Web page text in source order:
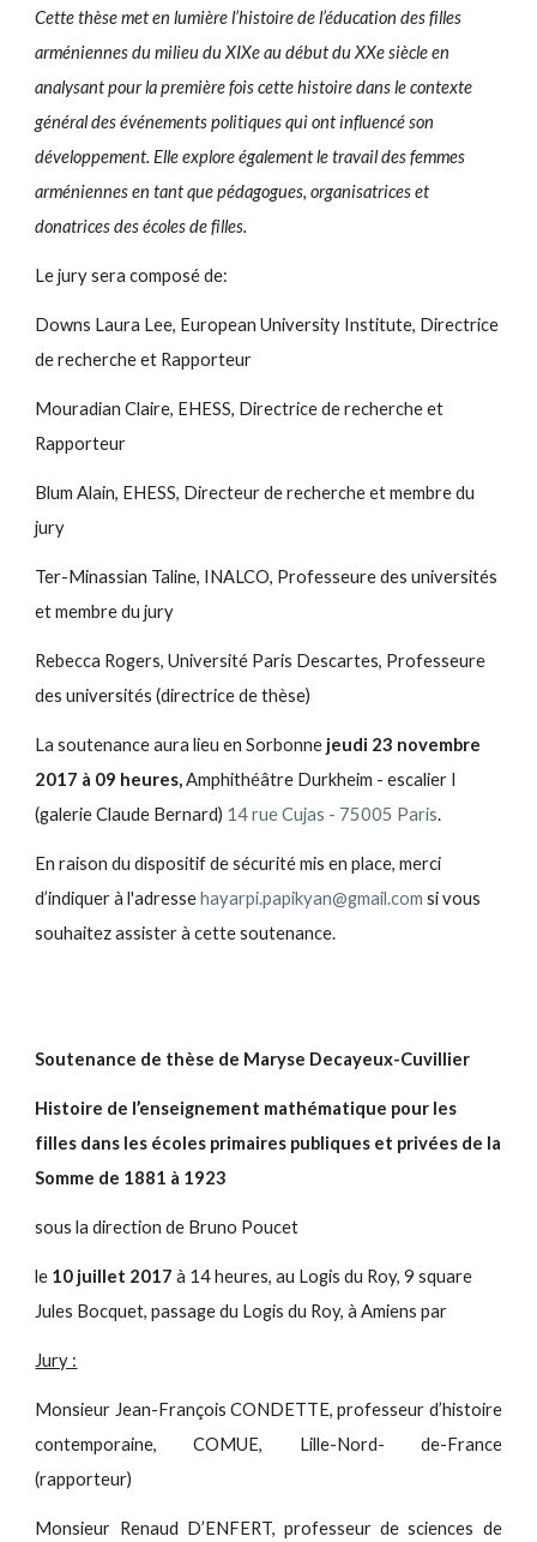
Cette thèse met en lumière l’histoire de l’éducation des filles
arméniennes du milieu du XIXe au début du XXe siècle en
analysant pour la première fois cette histoire dans le contexte
général des événements politiques qui ont influencé son
développement. Elle explore également le travail des femmes
arméniennes en tant que pédagogues, organisatrices et
donatrices des écoles de filles.
Le jury sera composé de:
Downs Laura Lee, European University Institute, Directrice
de recherche et Rapporteur
Mouradian Claire, EHESS, Directrice de recherche et
Rapporteur
Blum Alain, EHESS, Directeur de recherche et membre du
jury
Ter-Minassian Taline, INALCO, Professeure des universités
et membre du jury
Rebecca Rogers, Université Paris Descartes, Professeure
des universités (directrice de thèse)
La soutenance aura lieu en Sorbonne jeudi 23 novembre
2017 à 09 heures,Amphithéâtre Durkheim - escalier I
(galerie Claude Bernard) 14 rue Cujas - 75005 Paris.
En raison du dispositif de sécurité mis en place, merci
d’indiquer à l'adressehayarpi.papikyan@gmail.com si vous
souhaitez assister à cette soutenance.
Soutenance de thèse de Maryse Decayeux-Cuvillier
Histoire de l’enseignement mathématique pour les
filles dans les écoles primaires publiques et privées de la
Somme de 1881 à 1923
sous la direction de Bruno Poucet
le 10 juillet 2017 à 14 heures, au Logis du Roy, 9 square
Jules Bocquet, passage du Logis du Roy, à Amiens par
Jury :
Monsieur Jean-François CONDETTE, professeur d’histoire
contemporaine, COMUE, Lille-Nord- de-France
(rapporteur)
Monsieur Renaud D’ENFERT, professeur de sciences de